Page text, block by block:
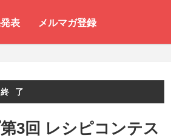
表 メルマガ登録
了
3回 レシピコンテス